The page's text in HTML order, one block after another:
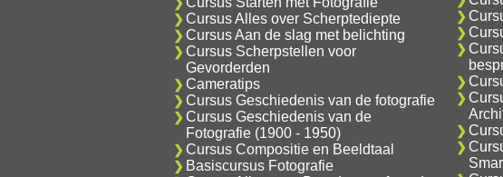
Cursus Alles over Scherptediepte
Cursus Aan de slag met belichting
Cursus Scherpstellen voor
Gevorderden
Cameratips
Cursus Geschiedenis van de fotografie
Cursus Geschiedenis van de
Fotografie (1900 - 1950)
Cursus Compositie en Beeldtaal
Basiscursus Fotografie